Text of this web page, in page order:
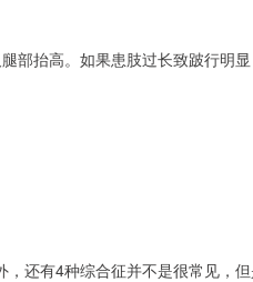
部抬高。如果患肢过长致跛行明
还有4种综合征并不是很常见，